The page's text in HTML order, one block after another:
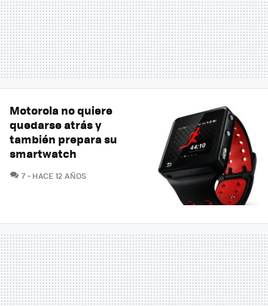
Motorola no quiere
quedarse atrás y
también prepara su
smartwatch
7COMENTARIOS
HACE 12 AÑOS